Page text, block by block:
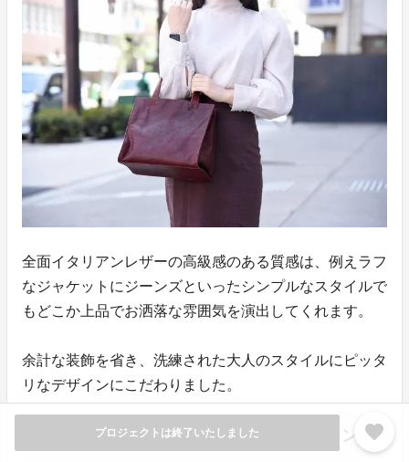
プロジェクトは終了いたしました favorite
全面イタリアンレザーの高級感のある質感は、例えラフ
なジャケットにジーンズといったシンプルなスタイルで
もどこか上品でお洒落な雰囲気を演出してくれます。
余計な装飾を省き、洗練された大人のスタイルにピッタ
リなデザインにこだわりました。
レザーの質感を楽しむ4色のバリエーション